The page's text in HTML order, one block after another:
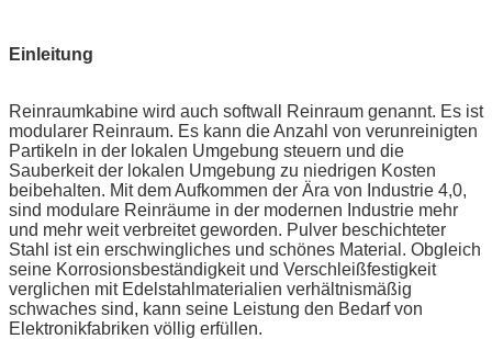
Einleitung
Reinraumkabine wird auch softwall Reinraum genannt. Es ist
modularer Reinraum. Es kann die Anzahl von verunreinigten
Partikeln in der lokalen Umgebung steuern und die
Sauberkeit der lokalen Umgebung zu niedrigen Kosten
beibehalten. Mit dem Aufkommen der Ära von Industrie 4,0,
sind modulare Reinräume in der modernen Industrie mehr
und mehr weit verbreitet geworden. Pulver beschichteter
Stahl ist ein erschwingliches und schönes Material. Obgleich
seine Korrosionsbeständigkeit und Verschleißfestigkeit
verglichen mit Edelstahlmaterialien verhältnismäßig
schwaches sind, kann seine Leistung den Bedarf von
Elektronikfabriken völlig erfüllen.